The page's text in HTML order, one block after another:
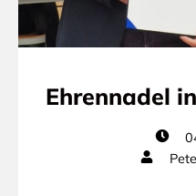
Ehrennadel